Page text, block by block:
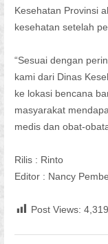
Kesehatan Provinsi
kesehatan setelah
“Sesuai dengan
kami dari Dinas
ke lokasi bencana
masyarakat
medis dan obat-
Rilis : Rinto
Editor : Nancy
Post Views: 4,319